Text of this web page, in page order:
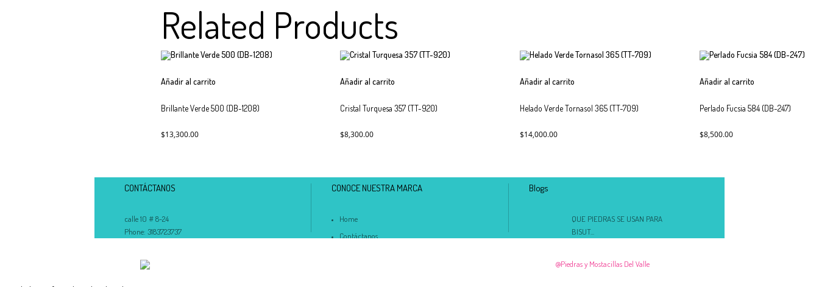
Related Products
Añadir al carrito
Brillante Verde 500 (DB-1208)
$13,300.00
Añadir al carrito
Cristal Turquesa 357 (TT-920)
$8,300.00
Añadir al carrito
Helado Verde Tornasol 365 (TT-709)
$14,000.00
Añadir al carrito
Perlado Fucsia 584 (DB-247)
$8,500.00
CONTÁCTANOS
calle 10 # 8-24
Phone:3183723737
CONOCE NUESTRA MARCA
Home
Contáctanos
Blogs
QUE PIEDRAS SE USAN PARA
BISUT...
@Piedras y Mostacillas Del Valle